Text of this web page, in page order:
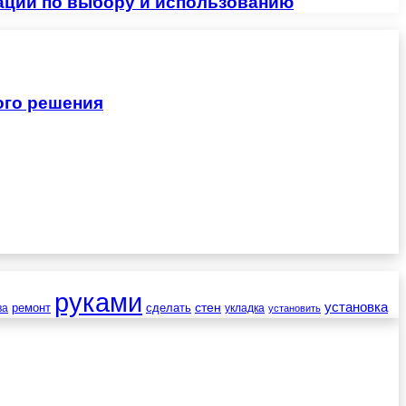
решения
ремонт руками сделать стен укладка установить установка